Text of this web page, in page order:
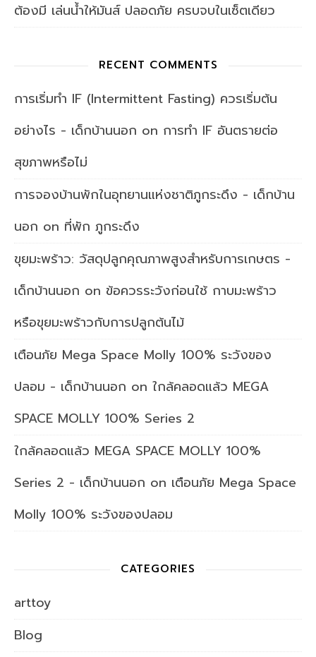
ต้องมี เล่นน้ำให้มันส์ ปลอดภัย ครบจบในเซ็ตเดียว
RECENT COMMENTS
การเริ่มทำ IF (Intermittent Fasting) ควรเริ่มต้น
อย่างไร - เด็กบ้านนอก on การทำ IF อันตรายต่อ
สุขภาพหรือไม่
การจองบ้านพักในอุทยานแห่งชาติภูกระดึง - เด็กบ้าน
นอก on ที่พัก ภูกระดึง
ขุยมะพร้าว: วัสดุปลูกคุณภาพสูงสำหรับการเกษตร -
เด็กบ้านนอก on ข้อควรระวังก่อนใช้ กาบมะพร้าว
หรือขุยมะพร้าวกับการปลูกต้นไม้
เตือนภัย Mega Space Molly 100% ระวังของ
ปลอม - เด็กบ้านนอก on ใกล้คลอดแล้ว MEGA
SPACE MOLLY 100% Series 2
ใกล้คลอดแล้ว MEGA SPACE MOLLY 100%
Series 2 - เด็กบ้านนอก on เตือนภัย Mega Space
Molly 100% ระวังของปลอม
CATEGORIES
arttoy
Blog